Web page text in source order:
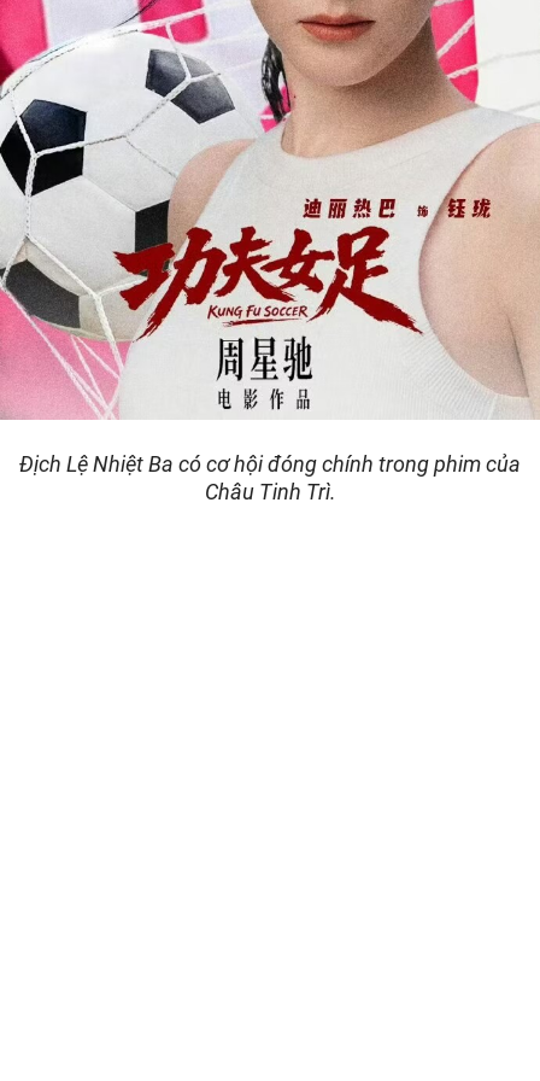
Địch Lệ Nhiệt Ba có cơ hội đóng chính trong phim của
Châu Tinh Trì.